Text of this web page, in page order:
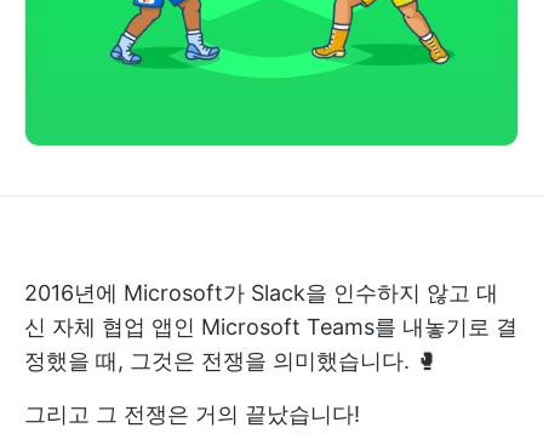
2016년에 Microsoft가 Slack을 인수하지 않고 대
신 자체 협업 앱인 Microsoft Teams를 내놓기로 결
정했을 때, 그것은 전쟁을 의미했습니다. 🥊
그리고 그 전쟁은 거의 끝났습니다!